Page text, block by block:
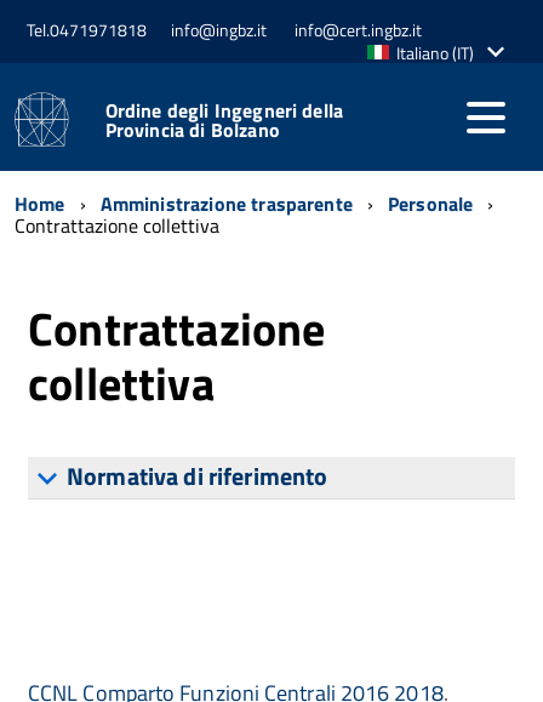
Tel.0471971818 info@ingbz.it
info@cert.ingbz.it
LinguaItaliano (IT)
Ordine degli Ingegneri della
Provincia di Bolzano
Home Amministrazione trasparente Personale
Contrattazione collettiva
Contrattazione
collettiva
Normativa di riferimento
CCNL Comparto Funzioni Centrali 2016 2018.